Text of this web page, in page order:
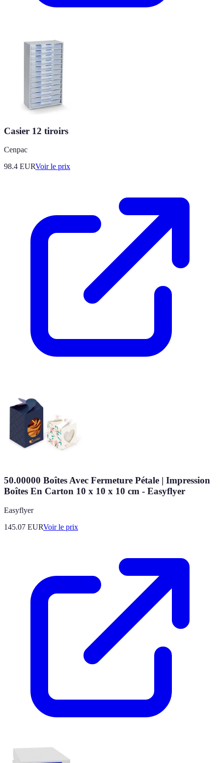
Casier 12 tiroirs
Cenpac
98.4 EURVoir le prix
50.00000 Boîtes Avec Fermeture Pétale | Impression
Boîtes En Carton 10 x 10 x 10 cm - Easyflyer
Easyflyer
145.07 EURVoir le prix